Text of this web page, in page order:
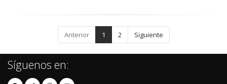
Anterior 1 2 Siguiente
Síguenos en: